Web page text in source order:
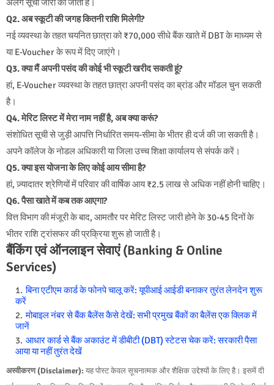
अलग सूची जारी की जाती है।
Q2. अब स्कूटी की जगह कितनी राशि मिलेगी?
नई व्यवस्था के तहत चयनित छात्रा को ₹70,000 सीधे बैंक खाते में DBT के माध्यम से
या E-Voucher के रूप में दिए जाएंगे।
Q3. क्या मैं अपनी पसंद की कोई भी स्कूटी खरीद सकती हूं?
हां, E-Voucher व्यवस्था के तहत छात्रा अपनी पसंद का ब्रांड और मॉडल चुन सकती
है।
Q4. मेरिट लिस्ट में मेरा नाम नहीं है, अब क्या करूं?
संशोधित सूची से जुड़ी आपत्ति निर्धारित समय-सीमा के भीतर ही दर्ज की जा सकती है।
अपने कॉलेज के नोडल अधिकारी या जिला उच्च शिक्षा कार्यालय से संपर्क करें।
Q5. क्या इस योजना के लिए कोई आय सीमा है?
हां, ज़्यादातर श्रेणियों में परिवार की वार्षिक आय ₹2.5 लाख से अधिक नहीं होनी चाहिए।
Q6. पैसा खाते में कब तक आएगा?
वित्त विभाग की मंजूरी के बाद, आमतौर पर मेरिट लिस्ट जारी होने के 30-45 दिनों के
भीतर राशि ट्रांसफर की प्रक्रिया शुरू हो जाती है।
बैंकिंग एवं ऑनलाइन सेवाएं (Banking & Online
Services)
बिना एटीएम कार्ड के फोनपे चालू करें: यूपीआई आईडी बनाकर तुरंत लेनदेन शुरू
करें
मोबाइल नंबर से बैंक बैलेंस कैसे देखें: सभी प्रमुख बैंकों का बैलेंस एक क्लिक में
जानें
आधार कार्ड से बैंक अकाउंट में डीबीटी (DBT) स्टेटस चेक करें: सरकारी पैसा
आया या नहीं तुरंत देखें
अस्वीकरण (Disclaimer): यह पोस्ट केवल सूचनात्मक और शैक्षिक उद्देश्यों के लिए है। इसमें दी